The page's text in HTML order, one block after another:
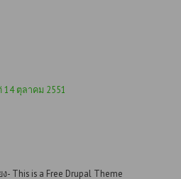
ตุลาคม 2551
- This is a Free Drupal Theme